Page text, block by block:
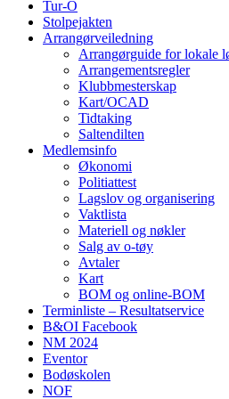
Tur-O
Stolpejakten
Arrangørveiledning
Arrangørguide for lokale
Arrangementsregler
Klubbmesterskap
Kart/OCAD
Tidtaking
Saltendilten
Medlemsinfo
Økonomi
Politiattest
Lagslov og organisering
Vaktlista
Materiell og nøkler
Salg av o-tøy
Avtaler
Kart
BOM og online-BOM
Terminliste – Resultatservice
B&OI Facebook
NM 2024
Eventor
Bodøskolen
NOF